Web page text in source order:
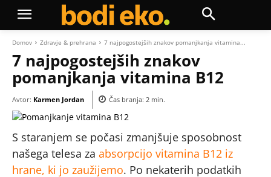
Domov Zdravje & prehrana 7 najpogostejših znakov pomanjkanja vitamina...
7 najpogostejših znakov
pomanjkanja vitamina B12
Avtor: Karmen Jordan Čas branja: 2 min.
S staranjem se počasi zmanjšuje sposobnost
našega telesa za absorpcijo vitamina B12 iz
hrane, ki jo zaužijemo. Po nekaterih podatkih